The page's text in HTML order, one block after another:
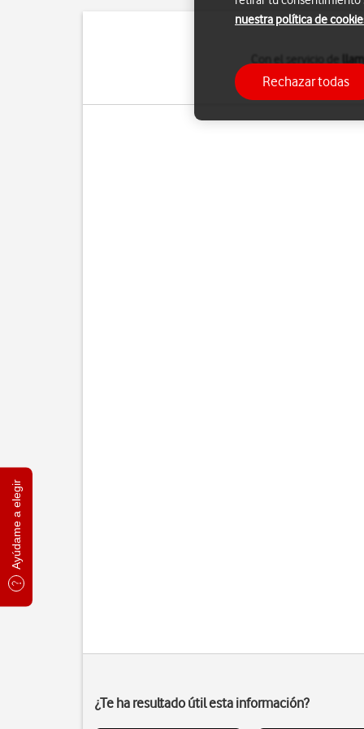
Ayúdame a elegir
Los pasos
que se
Para
¿Te ha resultado útil esta información?
nuestra política de
Rechazar todas